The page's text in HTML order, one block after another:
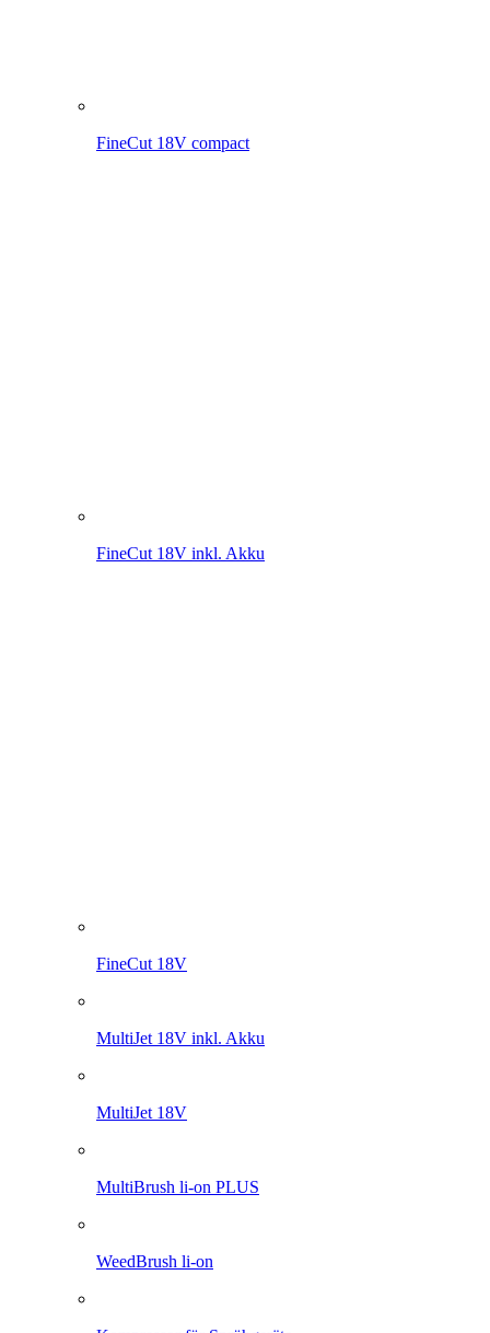
FineCut 18V compact
FineCut 18V inkl. Akku
FineCut 18V
MultiJet 18V inkl. Akku
MultiJet 18V
MultiBrush li-on PLUS
WeedBrush li-on